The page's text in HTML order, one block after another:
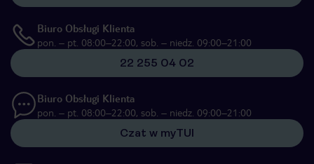
Biuro Obsługi Klienta
pon. – pt. 08:00–22:00, sob. – niedz. 09:00–21:00
22 255 04 02
Biuro Obsługi Klienta
pon. – pt. 08:00–22:00, sob. – niedz. 09:00–21:00
Czat w myTUI